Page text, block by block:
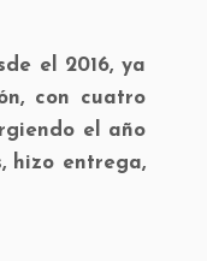
el 2016, ya
con cuatro
el año
hizo entrega,